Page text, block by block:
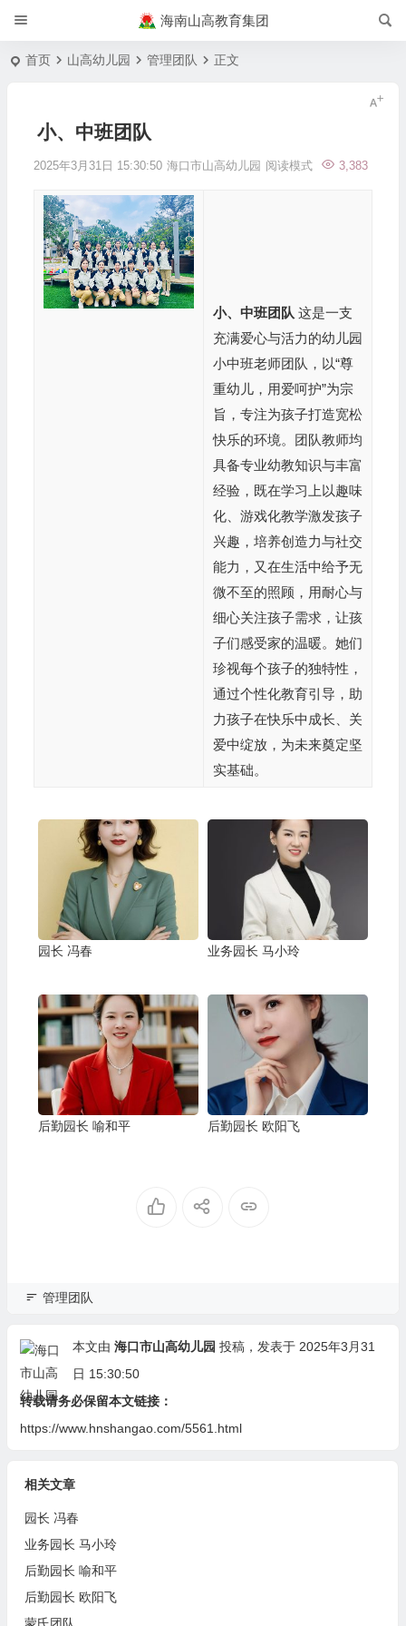
海南山高教育集团
首页 山高幼儿园 管理团队 正文
小、中班团队
2025年3月31日 15:30:50 海口市山高幼儿园 3,383
阅读模式
小、中班团队 这是一支
充满爱心与活力的幼儿园
小中班老师团队，以“尊
重幼儿，用爱呵护”为宗
旨，专注为孩子打造宽松
快乐的环境。团队教师均
具备专业幼教知识与丰富
经验，既在学习上以趣味
化、游戏化教学激发孩子
兴趣，培养创造力与社交
能力，又在生活中给予无
微不至的照顾，用耐心与
细心关注孩子需求，让孩
子们感受家的温暖。她们
珍视每个孩子的独特性，
通过个性化教育引导，助
力孩子在快乐中成长、关
爱中绽放，为未来奠定坚
实基础。
园长 冯春 业务园长 马小玲
后勤园长 喻和平 后勤园长 欧阳飞
管理团队
本文由 海口市山高幼儿园 投稿，发表于 2025年3月31
日 15:30:50
转载请务必保留本文链接：
https://www.hnshangao.com/5561.html
相关文章
园长 冯春
业务园长 马小玲
后勤园长 喻和平
后勤园长 欧阳飞